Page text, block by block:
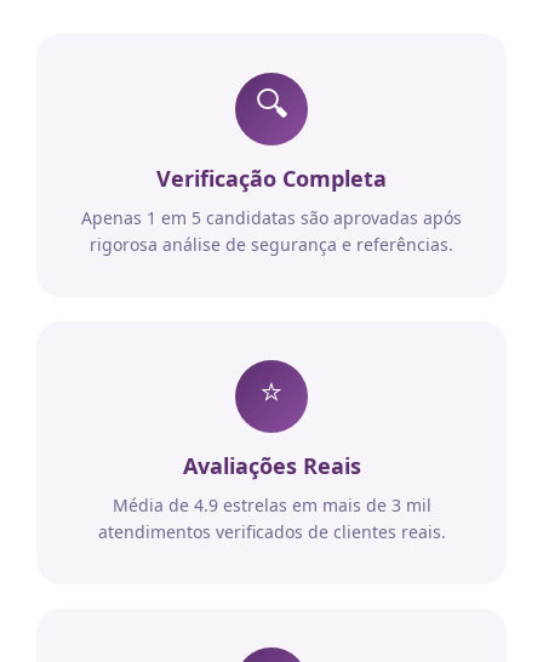
🔍
Verificação Completa
Apenas 1 em 5 candidatas são aprovadas após
rigorosa análise de segurança e referências.
⭐
Avaliações Reais
Média de 4.9 estrelas em mais de 3 mil
atendimentos verificados de clientes reais.